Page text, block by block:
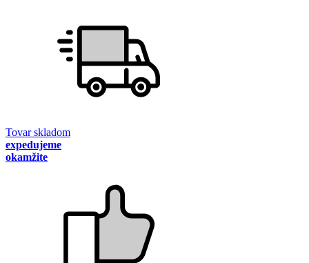
Tovar skladom
expedujeme
okamžite